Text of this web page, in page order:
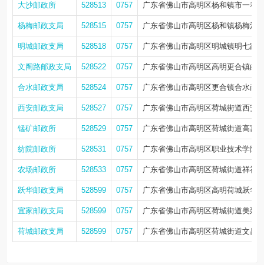
大沙邮政所 528513 0757 广东省佛山市高明区杨和镇市一巷
杨梅邮政支局 528515 0757 广东省佛山市高明区杨和镇杨梅河
明城邮政支局 528518 0757 广东省佛山市高明区明城镇明七路
文阁路邮政支局 528522 0757 广东省佛山市高明区高明更合镇白
合水邮政支局 528524 0757 广东省佛山市高明区更合镇合水南
西安邮政支局 528527 0757 广东省佛山市高明区荷城街道西安
锰矿邮政所 528529 0757 广东省佛山市高明区荷城街道高富
纺院邮政所 528531 0757 广东省佛山市高明区职业技术学院
农场邮政所 528533 0757 广东省佛山市高明区荷城街道祥福
跃华邮政支局 528599 0757 广东省佛山市高明区高明荷城跃华
宜家邮政支局 528599 0757 广东省佛山市高明区荷城街道美延
荷城邮政支局 528599 0757 广东省佛山市高明区荷城街道文昌